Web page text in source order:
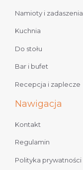
Namioty i zadaszenia
Kuchnia
Do stołu
Bar i bufet
Recepcja i zaplecze
Nawigacja
Kontakt
Regulamin
Polityka prywatności